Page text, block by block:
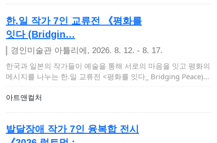
한.일 작가 7인 교류전 《평화를
잇다 (Bridgin…
경인미술관 아틀리에, 2026. 8. 12. - 8. 17.
한국과 일본의 작가들이 예술을 통해 서로의 마음을 잇고 평화의
메시지를 나누는 한.일 교류전 <평화를 잇다_ Bridging Peace)…
아트앤컬처
발달장애 작가 7인 융복합 전시